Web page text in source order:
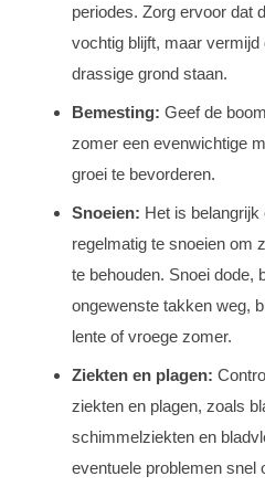
periodes. Zorg ervoor dat
vochtig blijft, maar vermijd
drassige grond staan.
Bemesting: Geef de
zomer een evenwichtige
groei te bevorderen.
Snoeien: Het is
regelmatig te snoeien om
te behouden. Snoei dode,
ongewenste takken weg,
lente of vroege zomer.
Ziekten en plagen:
ziekten en plagen, zoals
schimmelziekten en
eventuele problemen snel